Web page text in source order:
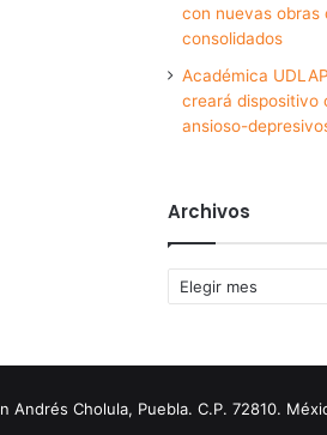
con nuevas obras
consolidados
Académica
creará dispositivo
ansioso-
Archivos
Archivos
Cholula, Puebla. C.P. 72810.